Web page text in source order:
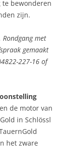
bewonderen
zijn.
met
gemaakt
227-16 of
de motor van
in Schlössl
het zware